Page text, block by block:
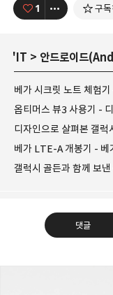
1 구
'IT > 안드로이드
베가 시크릿 노트 체험
옵티머스 뷰3 사용기 -
디자인으로 살펴본 갤
베가 LTE-A 개봉기 -
갤럭시 골든과 함께 보
댓글